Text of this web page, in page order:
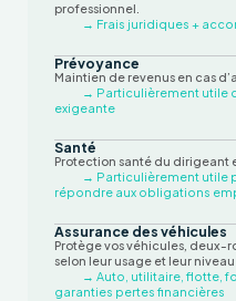
professionnel.
→ Frais juridiques +
Prévoyance
Maintien de revenus en cas
→ Particulièrement utile
exigeante
Santé
Protection santé du dirigeant
→ Particulièrement utile
répondre aux obligations
Assurance des véhicules
Protège vos véhicules, deux-
selon leur usage et leur
→ Auto, utilitaire, flotte,
garanties pertes financières